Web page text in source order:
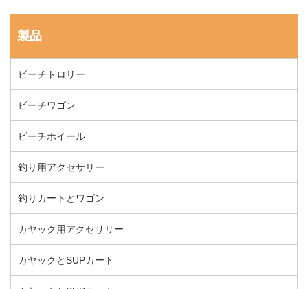
製品
ビーチトロリー
ビーチワゴン
ビーチホイール
釣り用アクセサリー
釣りカートとワゴン
カヤック用アクセサリー
カヤックとSUPカート